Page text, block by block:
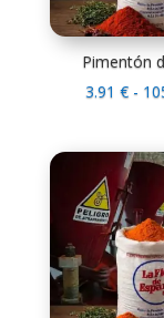
Pimentón
3.91€ -